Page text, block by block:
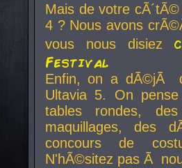
Mais de votre
4 ? Nous avons
vous nous disiez
Festival
Enfin, on a dÃ©jÃ
Ultavia 5. On
tables rondes,
maquillages, des
concours de
N'hÃ©sitez pas Ã